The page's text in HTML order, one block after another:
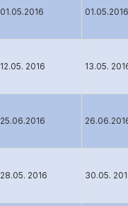
01.05.2016 01.05.2016
12.05. 2016 13.05.
25.06.2016
28.05. 2016 30.05.